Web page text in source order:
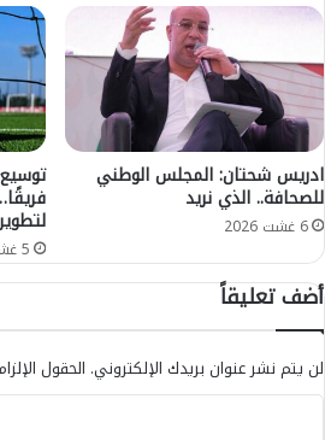
س
ل
ع
ا
ل
م
2
0
3
"
ز
و
"
ب
ق
ا
ل
ف
ا
ش
ادريس شحتان: المجلس الوطني
للصحافة.. الذي نريد
6 غشت 2026
5 غشت 2026
أضف تعليقاً
لن يتم نشر عنوان بريدك الإلكتروني. الحقول